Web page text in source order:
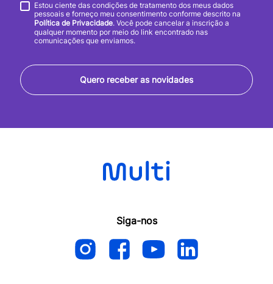
Quero receber as novidades
Estou ciente das condições de tratamento dos meus dados
pessoais e forneço meu consentimento conforme descrito na
Política de Privacidade. Você pode cancelar a inscrição a
qualquer momento por meio do link encontrado nas
comunicações que enviamos.
Siga-nos